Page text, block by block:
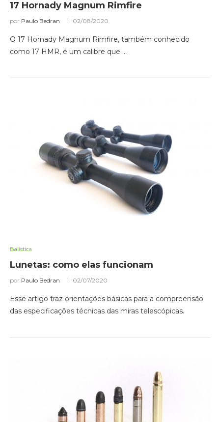
17 Hornady Magnum Rimfire
por Paulo Bedran 02/08/2020
O 17 Hornady Magnum Rimfire, também conhecido
como 17 HMR, é um calibre que …
Balística
Lunetas: como elas funcionam
por Paulo Bedran 02/07/2020
Esse artigo traz orientações básicas para a compreensão
das especificações técnicas das miras telescópicas.